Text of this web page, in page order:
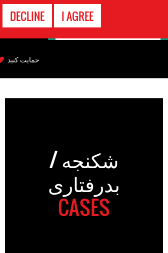
I AGREE
DECLINE
to
شکنجه /
بدرفتاری
CASES
حمایت کنید
تماس
اضطراری